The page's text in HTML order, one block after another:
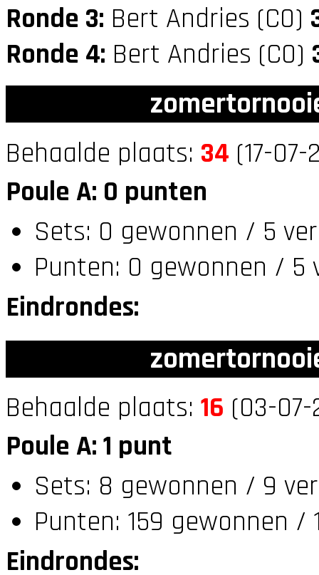
Ronde 3: Bert Andries (C0)
Ronde 4: Bert Andries (C0)
Behaalde plaats: 34 (17-
Poule A: 0 punten
Sets: 0 gewonnen / 5
Punten: 0 gewonnen / 5
Eindrondes:
Behaalde plaats: 16 (03-
Poule A: 1 punt
Sets: 8 gewonnen / 9
Punten: 159 gewonnen /
Eindrondes: